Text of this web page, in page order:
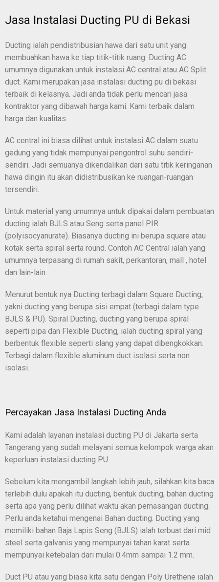
Jasa Instalasi Ducting PU di Bekasi
Ducting ialah pendistribusian hawa dari satu unit yang
membuahkan hawa ke tiap titik-titik ruang. Ducting AC
umumnya digunakan untuk instalasi AC central atau AC Split
duct. Kami merupakan jasa instalasi ducting pu di bekasi
terbaik di kelasnya. Jadi anda tidak perlu mencari jasa
kontraktor yang dibawah harga kami. Kami terbaik dalam
harga dan kualitas.
AC central ini biasa dilihat untuk instalasi AC dalam suatu
gedung yang tidak mempunyai pengontrol suhu sendiri-
sendiri. Jadi semuanya dikendalikan dari satu titik keringanan
hawa dingin itu akan didistribusikan ke ruangan-ruangan
tersendiri.
Untuk material yang umumnya untuk dipakai dalam pembuatan
ducting ialah BJLS atau Seng serta panel PIR
(polyisocyanurate). Biasanya ducting ini berupa square atau
kotak serta spiral serta round. Contoh AC Central ialah yang
umumnya terpasang di rumah sakit, perkantoran, mall , hotel
dan lain-lain.
Menurut bentuk nya Ducting terbagi dalam Square Ducting,
yakni ducting yang berupa sisi empat (terbagi dalam type
BJLS & PU). Spiral Ducting, ducting yang berupa spiral
seperti pipa dan Flexible Ducting, ialah ducting spiral yang
berbentuk flexible seperti slang yang dapat dibengkokkan.
Terbagi dalam flexible aluminum duct isolasi serta non
isolasi.
Percayakan Jasa Instalasi Ducting Anda
Kami adalah layanan instalasi ducting PU di Jakarta serta
Tangerang yang sudah melayani semua kelompok warga akan
keperluan instalasi ducting PU.
Sebelum kita mengambil langkah lebih jauh, silahkan kita baca
terlebih dulu apakah itu ducting, bentuk ducting, bahan ducting
serta apa yang perlu dilihat waktu akan pemasangan ducting.
Perlu anda ketahui mengenai Bahan ducting. Ducting yang
memiliki bahan Baja Lapis Seng (BJLS) ialah terbuat dari mid
steel serta galvanis yang mempunyai tahan karat serta
mempunyai ketebalan dari mulai 0.4mm sampai 1.2 mm.
Duct PU atau yang biasa kita satu dengan Poly Urethene ialah